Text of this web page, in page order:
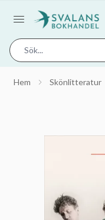
Hem Skönlitteratur